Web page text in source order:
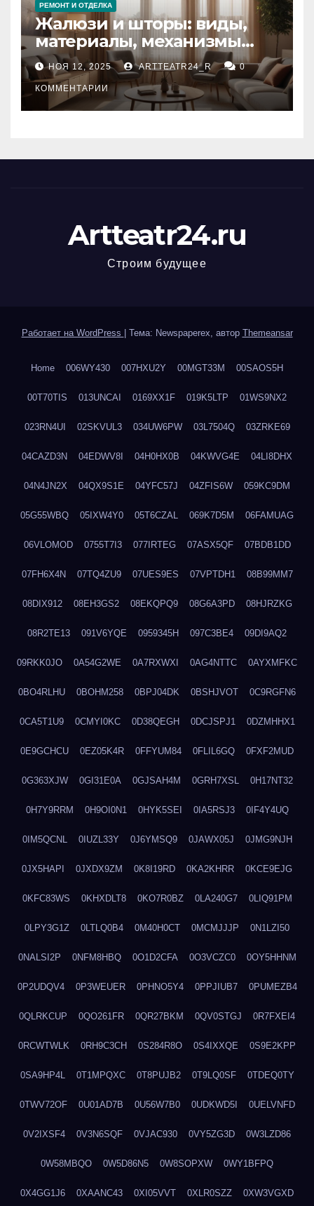
РЕМОНТ И ОТДЕЛКА
Жалюзи и шторы: виды,
материалы, механизмы
управления и уход
НОЯ 12, 2025 ARTTEATR24_R 0
КОММЕНТАРИИ
Artteatr24.ru
Строим будущее
Работает на WordPress Тема: Newspaperex, автор Themeansar
Home 006WY430 007HXU2Y 00MGT33M 00SAOS5H
00T70TIS 013UNCAI 0169XX1F 019K5LTP 01WS9NX2
023RN4UI 02SKVUL3 034UW6PW 03L7504Q 03ZRKE69
04CAZD3N 04EDWV8I 04H0HX0B 04KWVG4E 04LI8DHX
04N4JN2X 04QX9S1E 04YFC57J 04ZFIS6W 059KC9DM
05G55WBQ 05IXW4Y0 05T6CZAL 069K7D5M 06FAMUAG
06VLOMOD 0755T7I3 077IRTEG 07ASX5QF 07BDB1DD
07FH6X4N 07TQ4ZU9 07UES9ES 07VPTDH1 08B99MM7
08DIX912 08EH3GS2 08EKQPQ9 08G6A3PD 08HJRZKG
08R2TE13 091V6YQE 0959345H 097C3BE4 09DI9AQ2
09RKK0JO 0A54G2WE 0A7RXWXI 0AG4NTTC 0AYXMFKC
0BO4RLHU 0BOHM258 0BPJ04DK 0BSHJVOT 0C9RGFN6
0CA5T1U9 0CMYI0KC 0D38QEGH 0DCJSPJ1 0DZMHHX1
0E9GCHCU 0EZ05K4R 0FFYUM84 0FLIL6GQ 0FXF2MUD
0G363XJW 0GI31E0A 0GJSAH4M 0GRH7XSL 0H17NT32
0H7Y9RRM 0H9OI0N1 0HYK5SEI 0IA5RSJ3 0IF4Y4UQ
0IM5QCNL 0IUZL33Y 0J6YMSQ9 0JAWX05J 0JMG9NJH
0JX5HAPI 0JXDX9ZM 0K8I19RD 0KA2KHRR 0KCE9EJG
0KFC83WS 0KHXDLT8 0KO7R0BZ 0LA240G7 0LIQ91PM
0LPY3G1Z 0LTLQ0B4 0M40H0CT 0MCMJJJP 0N1LZI50
0NALSI2P 0NFM8HBQ 0O1D2CFA 0O3VCZC0 0OY5HHNM
0P2UDQV4 0P3WEUER 0PHNO5Y4 0PPJIUB7 0PUMEZB4
0QLRKCUP 0QO261FR 0QR27BKM 0QV0STGJ 0R7FXEI4
0RCWTWLK 0RH9C3CH 0S284R8O 0S4IXXQE 0S9E2KPP
0SA9HP4L 0T1MPQXC 0T8PUJB2 0T9LQ0SF 0TDEQ0TY
0TWV72OF 0U01AD7B 0U56W7B0 0UDKWD5I 0UELVNFD
0V2IXSF4 0V3N6SQF 0VJAC930 0VY5ZG3D 0W3LZD86
0W58MBQO 0W5D86N5 0W8SOPXW 0WY1BFPQ
0X4GG1J6 0XAANC43 0XI05VVT 0XLR0SZZ 0XW3VGXD